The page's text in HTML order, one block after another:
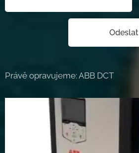
Odeslat
Právě opravujeme: ABB DCT